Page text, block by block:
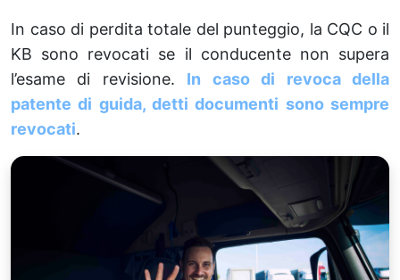
In caso di perdita totale del punteggio, la CQC o il
KB sono revocati se il conducente non supera
l’esame di revisione. In caso di revoca della
patente di guida, detti documenti sono sempre
revocati.